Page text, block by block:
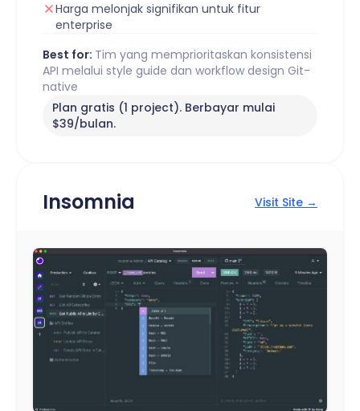
Harga melonjak signifikan untuk fitur
enterprise
Best for: Tim yang memprioritaskan konsistensi
API melalui style guide dan workflow design Git-
native
Plan gratis (1 project). Berbayar mulai
$39/bulan.
Insomnia Visit Site →